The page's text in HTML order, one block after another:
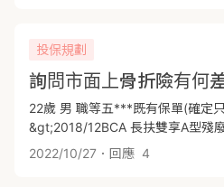
投保規劃
詢問市面上骨折險有何
22歲 男 職等五***既有保單(確定
&gt;2018/12BCA 長扶雙享A型殘
年期 3w94A 新光人壽新要保人豁
期 1.17w &lt;南山人壽&gt; 2017/
2022/10/27 ．回應 4